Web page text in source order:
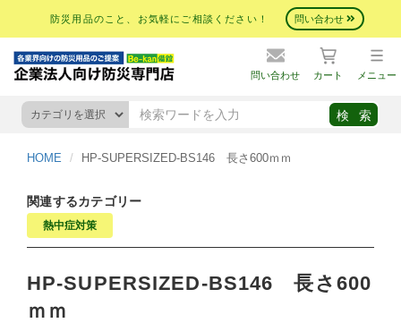
防災用品のこと、お気軽にご相談ください！ 問い合わせ
問い合わせ カート メニュー
HOME HP-SUPERSIZED-BS146 長さ600ｍｍ
関連するカテゴリー
熱中症対策
HP-SUPERSIZED-BS146 長さ600
ｍｍ